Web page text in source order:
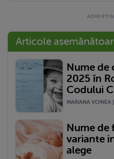
Articole
Nume de
2025 în
Codului
MARIANA
Nume de
variante
alege